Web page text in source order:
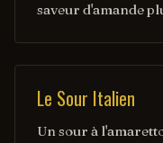
saveur d'amande
Le Sour Italien
Un sour à